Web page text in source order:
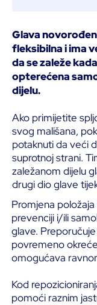
Glava
fleksibilna i ima
da se zaleže
opterećena
dijelu.
Ako primijetite
svog mališana,
potaknuti da veći
suprotnoj strani.
zaležanom dijelu
drugi dio glave
Promjena
prevenciji i/ili
glave.
povremeno
omogućava
Kod
pomoći raznim